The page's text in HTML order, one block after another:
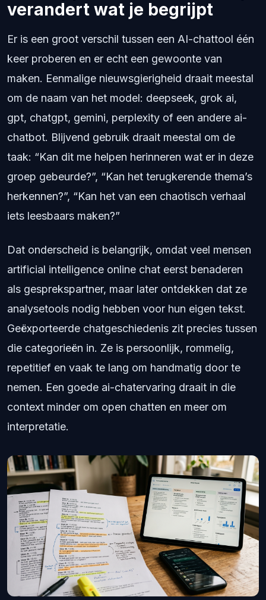
verandert wat je begrijpt
Er is een groot verschil tussen een AI-chattool één
keer proberen en er echt een gewoonte van
maken. Eenmalige nieuwsgierigheid draait meestal
om de naam van het model: deepseek, grok ai,
gpt, chatgpt, gemini, perplexity of een andere ai-
chatbot. Blijvend gebruik draait meestal om de
taak: “Kan dit me helpen herinneren wat er in deze
groep gebeurde?”, “Kan het terugkerende thema’s
herkennen?”, “Kan het van een chaotisch verhaal
iets leesbaars maken?”
Dat onderscheid is belangrijk, omdat veel mensen
artificial intelligence online chat eerst benaderen
als gesprekspartner, maar later ontdekken dat ze
analysetools nodig hebben voor hun eigen tekst.
Geëxporteerde chatgeschiedenis zit precies tussen
die categorieën in. Ze is persoonlijk, rommelig,
repetitief en vaak te lang om handmatig door te
nemen. Een goede ai-chatervaring draait in die
context minder om open chatten en meer om
interpretatie.